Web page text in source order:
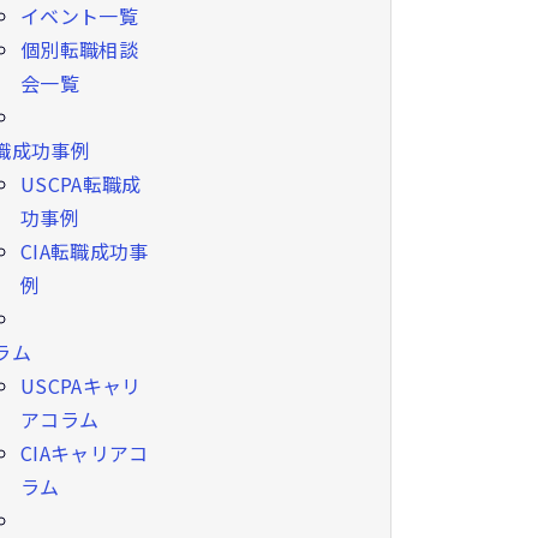
イベント一覧
個別転職相談
会一覧
成功事例
USCPA転職成
功事例
CIA転職成功事
例
ム
USCPAキャリ
アコラム
CIAキャリアコ
ラム